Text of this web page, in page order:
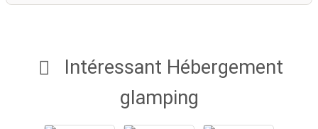
Intéressant Hébergement
glamping